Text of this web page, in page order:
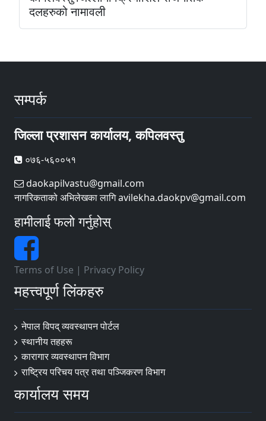
दलहरुको नामावली
सम्पर्क
जिल्ला प्रशासन कार्यालय, कपिलवस्तु
०७६-५६००५१
daokapilvastu@gmail.com
नागरिकताको अभिलेखका लागि avilekha.daokpv@gmail.com
हामीलाई फलो गर्नुहोस्
Terms of Use | Privacy Policy
महत्त्वपूर्ण लिंकहरु
नेपाल विपद् व्यवस्थापन पोर्टल
स्थानीय तहहरू
कारागार व्यवस्थापन विभाग
राष्ट्रिय परिचय पत्र तथा पञ्जिकरण विभाग
कार्यालय समय